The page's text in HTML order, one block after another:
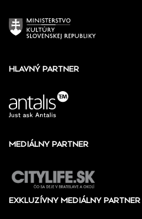
HLAVNÝ PARTNER
MEDIÁLNY PARTNER
EXKLUZÍVNY MEDIÁLNY PARTNER